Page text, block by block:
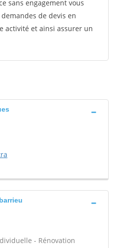
sans engagement vous
de devis en
activité et ainsi assurer un
- Rénovation